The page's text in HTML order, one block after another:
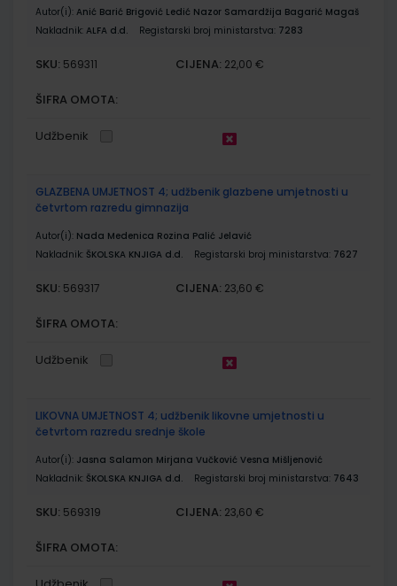
Autor(i): Anić Barić Brigović Ledić Nazor Samardžija Bagarić Magaš
Nakladnik: ALFA d.d. Registarski broj ministarstva: 7283
SKU: 569311 CIJENA: 22,00 €
ŠIFRA OMOTA:
Udžbenik
GLAZBENA UMJETNOST 4; udžbenik glazbene umjetnosti u
četvrtom razredu gimnazija
Autor(i): Nada Medenica Rozina Palić Jelavić
Nakladnik: ŠKOLSKA KNJIGA d.d. Registarski broj ministarstva: 7627
SKU: 569317 CIJENA: 23,60 €
ŠIFRA OMOTA:
Udžbenik
LIKOVNA UMJETNOST 4; udžbenik likovne umjetnosti u
četvrtom razredu srednje škole
Autor(i): Jasna Salamon Mirjana Vučković Vesna Mišljenović
Nakladnik: ŠKOLSKA KNJIGA d.d. Registarski broj ministarstva: 7643
SKU: 569319 CIJENA: 23,60 €
ŠIFRA OMOTA: